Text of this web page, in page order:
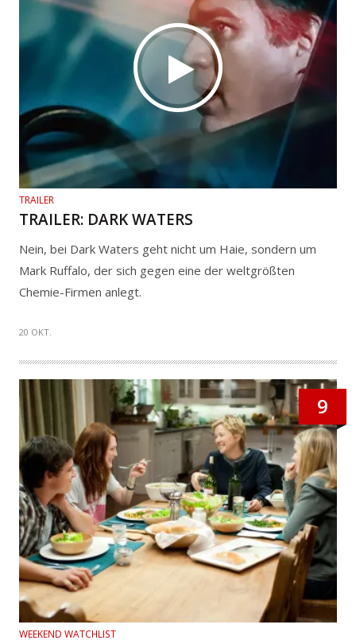
TRAILER
TRAILER: DARK WATERS
Nein, bei Dark Waters geht nicht um Haie, sondern um
Mark Ruffalo, der sich gegen eine der weltgrößten
Chemie-Firmen anlegt.
20 OKT.
9
WEEKEND WATCHLIST